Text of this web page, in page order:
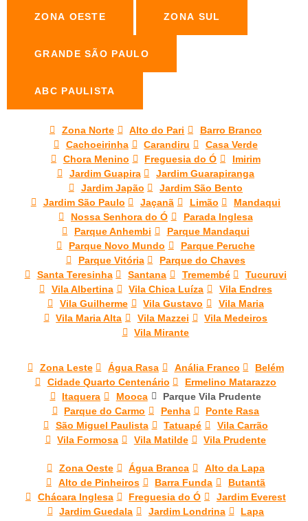
ZONA OESTE ZONA SUL
GRANDE SÃO PAULO
ABC PAULISTA
Zona Norte Alto do Pari
Barro Branco
Cachoeirinha
Carandiru
Casa Verde
Chora Menino
Freguesia do Ó
Imirim
Jardim Guapira
Jardim Guarapiranga
Jardim Japão
Jardim São Bento
Jardim São Paulo
Jaçanã Limão
Mandaqui
Nossa Senhora do Ó
Parada Inglesa
Parque Anhembi
Parque Mandaqui
Parque Novo Mundo
Parque Peruche
Parque Vitória
Parque do Chaves
Santa Teresinha
Santana Tremembé
Tucuruvi
Vila Albertina
Vila Chica Luíza
Vila Endres
Vila Guilherme
Vila Gustavo
Vila Maria
Vila Maria Alta
Vila Mazzei
Vila Medeiros
Vila Mirante
Zona Leste Água Rasa Anália Franco
Belém
Cidade Quarto Centenário
Ermelino Matarazzo
Itaquera
Mooca
Parque Vila Prudente
Parque do Carmo
Penha
Ponte Rasa
São Miguel Paulista
Tatuapé
Vila Carrão
Vila Formosa
Vila Matilde Vila Prudente
Zona Oeste Água Branca
Alto da Lapa
Alto de Pinheiros
Barra Funda
Butantã
Chácara Inglesa
Freguesia do Ó
Jardim Everest
Jardim Guedala
Jardim Londrina
Lapa